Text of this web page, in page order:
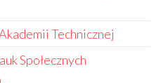
Technicznej
Społecznych